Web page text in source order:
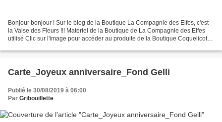
Bonjour bonjour ! Sur le blog de la Boutique La Compagnie des Elfes, c'est
la Valse des Fleurs !!! Matériel de la Boutique de La Compagnie des Elfes
utilisé Clic sur l'image pour accéder au produite de la Boutique Coquelicot
Carte_Joyeux anniversaire_Fond Gelli
Publié le 30/08/2019 à 06:00
Par Gribouillette